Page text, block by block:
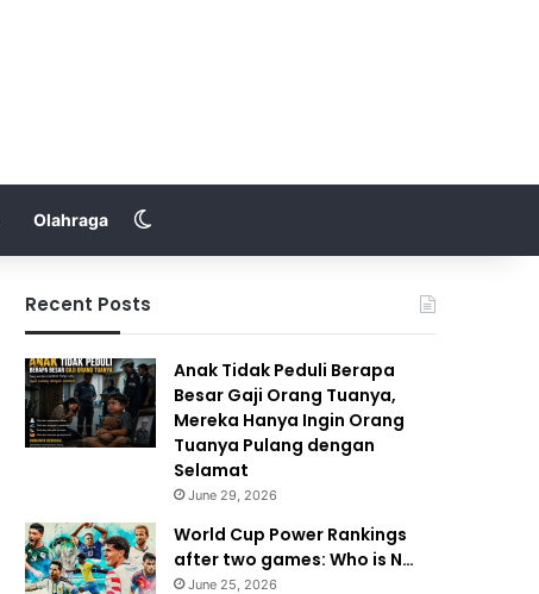
Olahraga Switch skin
Recent Posts
Anak Tidak Peduli Berapa
Besar Gaji Orang Tuanya,
Mereka Hanya Ingin Orang
Tuanya Pulang dengan
Selamat
June 29, 2026
World Cup Power Rankings
after two games: Who is N…
June 25, 2026